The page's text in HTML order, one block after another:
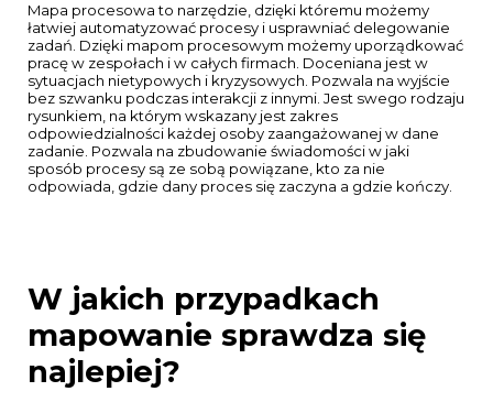
Mapa procesowa to narzędzie, dzięki któremu możemy
łatwiej automatyzować procesy i usprawniać delegowanie
zadań. Dzięki mapom procesowym możemy uporządkować
pracę w zespołach i w całych firmach. Doceniana jest w
sytuacjach nietypowych i kryzysowych. Pozwala na wyjście
bez szwanku podczas interakcji z innymi. Jest swego rodzaju
rysunkiem, na którym wskazany jest zakres
odpowiedzialności każdej osoby zaangażowanej w dane
zadanie. Pozwala na zbudowanie świadomości w jaki
sposób procesy są ze sobą powiązane, kto za nie
odpowiada, gdzie dany proces się zaczyna a gdzie kończy.
W jakich przypadkach
mapowanie sprawdza się
najlepiej?